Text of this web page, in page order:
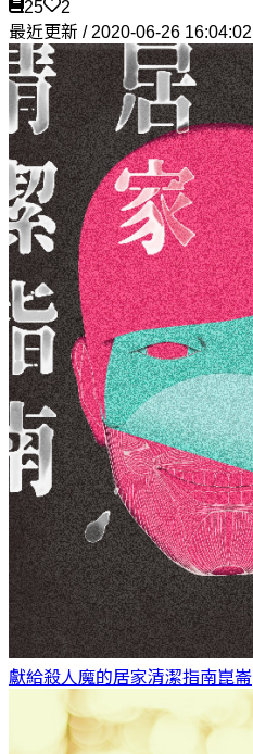
25
2
最近更新 / 2020-06-26 16:04:02
獻給殺人魔的居家清潔指南崑崙